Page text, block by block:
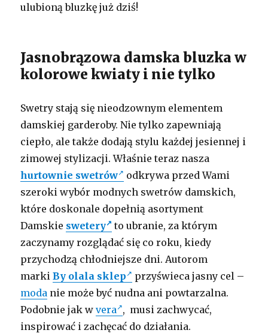
ulubioną bluzkę już dziś!
Jasnobrązowa damska bluzka w
kolorowe kwiaty i nie tylko
Swetry stają się nieodzownym elementem
damskiej garderoby. Nie tylko zapewniają
ciepło, ale także dodają stylu każdej jesiennej i
zimowej stylizacji. Właśnie teraz nasza
hurtownie swetrów
odkrywa przed Wami
szeroki wybór modnych swetrów damskich,
które doskonale dopełnią asortyment
Damskie swetery
to ubranie, za którym
zaczynamy rozglądać się co roku, kiedy
przychodzą chłodniejsze dni. Autorom
markiBy olala sklep
przyświeca jasny cel –
moda nie może być nudna ani powtarzalna.
Podobnie jak wvera , musi zachwycać,
inspirować i zachęcać do działania.